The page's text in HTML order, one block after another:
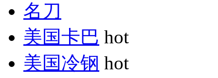
名刀
美国卡巴 hot
美国冷钢 hot